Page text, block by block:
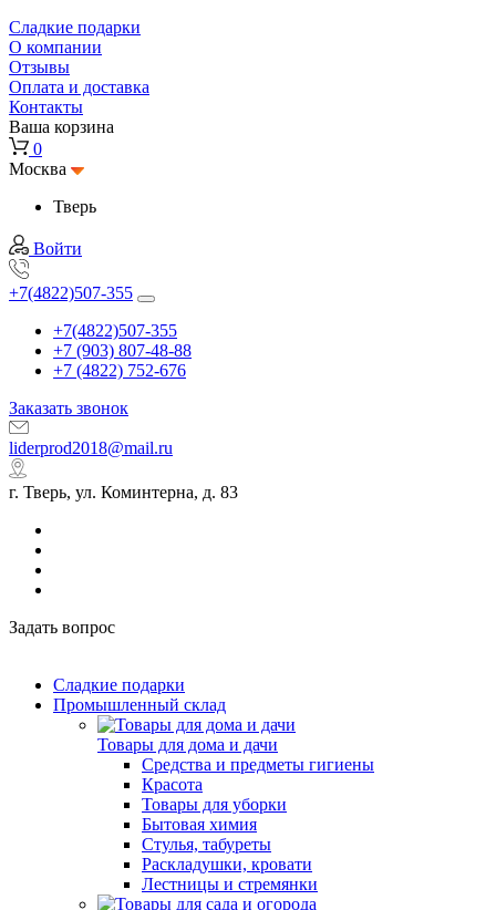
Сладкие подарки
О компании
Отзывы
Оплата и доставка
Контакты
Ваша корзина
0
Москва
Тверь
Войти
+7(4822)507-355
+7(4822)507-355
+7 (903) 807-48-88
+7 (4822) 752-676
Заказать звонок
liderprod2018@mail.ru
г. Тверь, ул. Коминтерна, д. 83
Задать вопрос
Сладкие подарки
Промышленный склад
Товары для дома и дачи
Средства и предметы гигиены
Красота
Товары для уборки
Бытовая химия
Стулья, табуреты
Раскладушки, кровати
Лестницы и стремянки